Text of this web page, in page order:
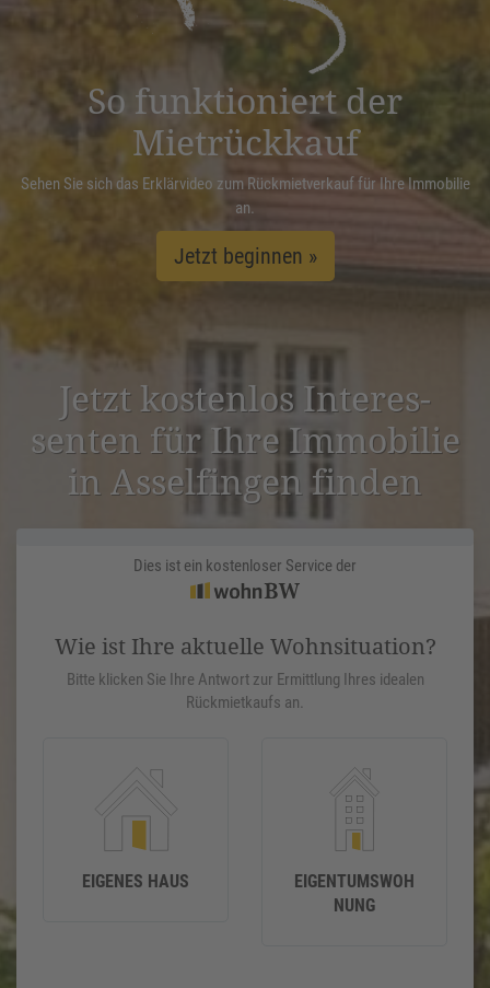
So funktioniert der
Mietrückkauf
Sehen Sie sich das Erklärvideo zum Rückmietverkauf für Ihre Immobilie
an.
Jetzt beginnen »
Jetzt kostenlos Inter­es­
senten für Ihre Immobilie
in Assel­fingen finden
Dies ist ein kostenloser Service der
Wie ist Ihre aktuelle Wohnsituation?
Bitte klicken Sie Ihre Antwort zur Ermittlung Ihres idealen
Rückmietkaufs an.
EIGENES HAUS
EIGENTUMSWOH
NUNG